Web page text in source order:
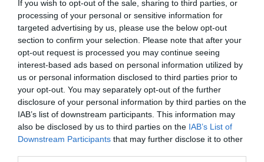
If you wish to opt-out of the sale, sharing to third parties, or
processing of your personal or sensitive information for
targeted advertising by us, please use the below opt-out
section to confirm your selection. Please note that after your
opt-out request is processed you may continue seeing
interest-based ads based on personal information utilized by
us or personal information disclosed to third parties prior to
your opt-out. You may separately opt-out of the further
disclosure of your personal information by third parties on the
IAB’s list of downstream participants. This information may
also be disclosed by us to third parties on the IAB’s List of
Downstream Participants that may further disclose it to other
Πανεπιστήμιο Tulane στη Νέα Ορλεάνη.
Μάλιστα τα οφέλη του πρωινού καφέ φαίνεται
να είναιμεγαλύτεραγια όσους καταναλώνουν
πάνωαπόένα φλιτζάνι– αν και δεν
διευκρινίζεται η μέγιστη ωφέλιμη ποσότητα.
Παρόλο που η νέα μελέτη δεν εξηγεί τα
συμπεράσματά της, ενδεχομένως να έχει να
κάνει με το γεγονός ότι ο απογευματινός και